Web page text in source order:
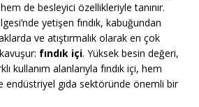
de besleyici özellikleriyle tanınır.
yetişen fındık, kabuğundan
ve atıştırmalık olarak en çok
fındık içi. Yüksek besin değeri,
kullanım alanlarıyla fındık içi, hem
endüstriyel gıda sektöründe önemli bir